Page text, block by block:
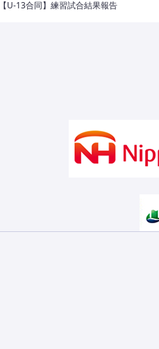
【U-13合同】練習試合結果報告